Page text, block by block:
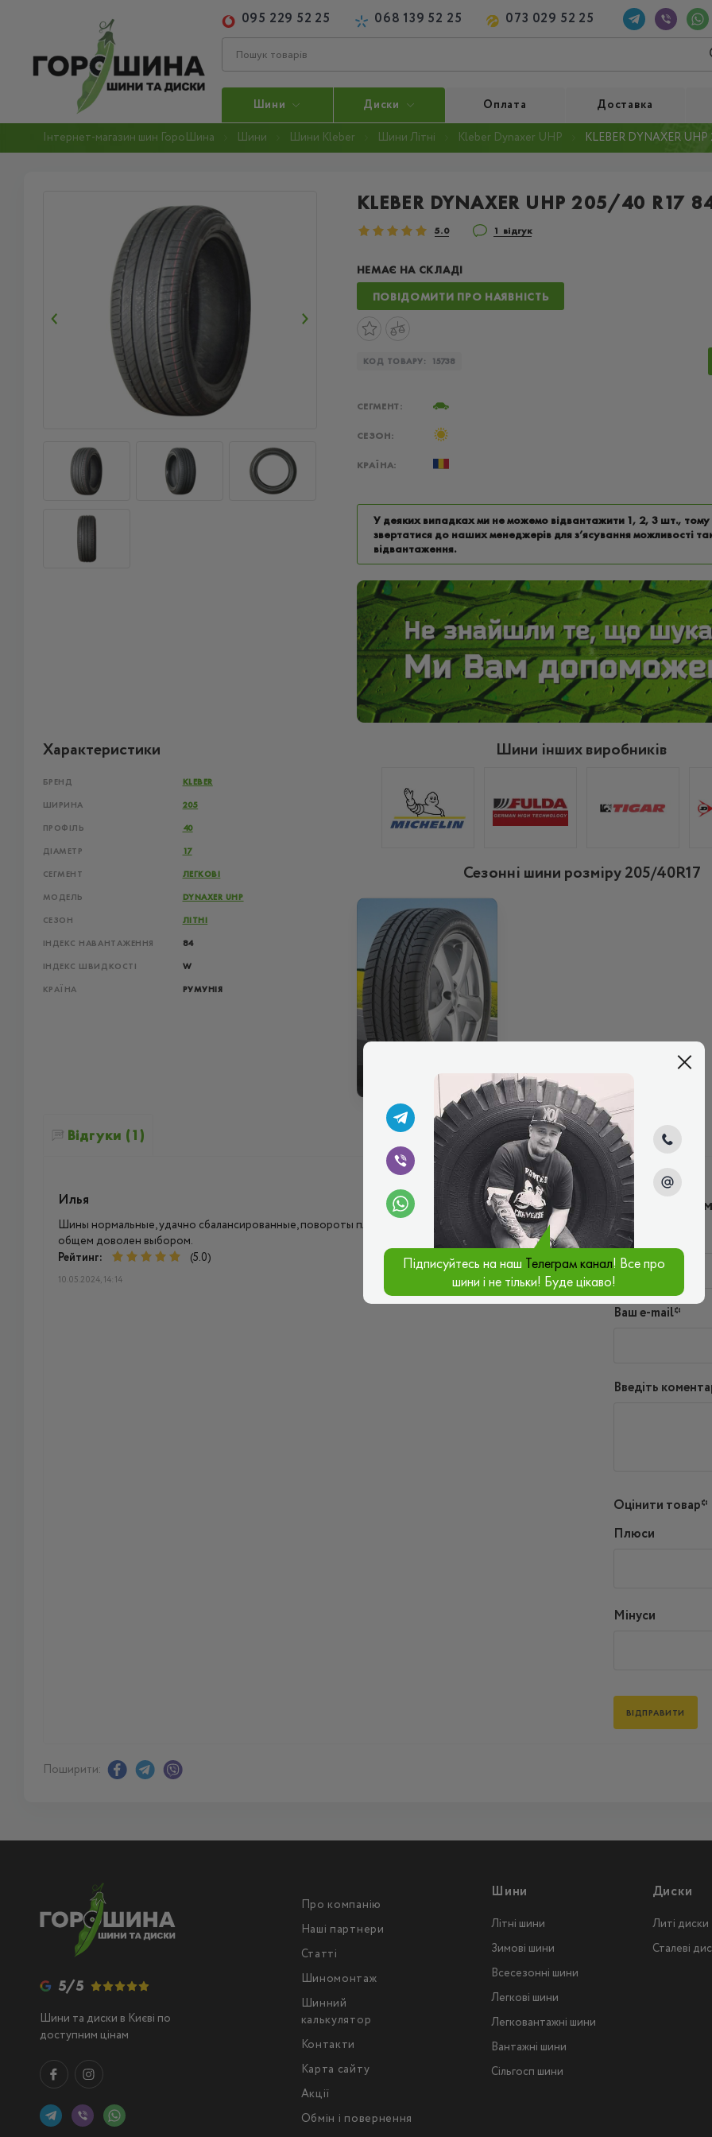
095 229 52 25 068 139 52 25 073 029 52 25
Шини Диски Оплата Доставка
Інтернет-магазин шин ГороШина Шини Шини Kleber Шини Літні Kleber Dynaxer UHP KLEBER DYNAXER
KLEBER DYNAXER UHP 205/40 R17
5.0 1 відгук
НЕМАЄ НА СКЛАДІ
ПОВІДОМИТИ ПРО НАЯВНІСТЬ
КОД ТОВАРУ: 15738
СЕГМЕНТ:
СЕЗОН:
КРАЇНА:
У деяких випадках ми не можемо відвантажити 1, 2, 3 шт.,
звертатися до наших менеджерів для з’ясування можливості
відвантаження.
Характеристики
БРЕНД KLEBER
ШИРИНА 205
ПРОФІЛЬ 40
ДІАМЕТР 17
СЕГМЕНТ ЛЕГКОВІ
МОДЕЛЬ DYNAXER UHP
СЕЗОН ЛІТНІ
ІНДЕКС НАВАНТАЖЕННЯ 84
ІНДЕКС ШВИДКОСТІ W
КРАЇНА РУМУНІЯ
Шини інших виробників
Сезонні шини розміру 205/40R17
ЛІТНІ
Відгуки (1)
Илья
Шины нормальные, удачно сбалансированные, повороты плавно проходят, хорошо держат дорогу. В
общем доволен выбором.
Рейтинг:
(5.0)
10.05.2024, 14:14
Написати
Ім'я*
Ваш e-mail*
Введіть
Оцінити товар*
Плюси
Мінуси
Поширити:
5/5
Шини та диски в Києві по
доступним цінам
Про компанію
Наші партнери
Статті
Шиномонтаж
Шинний
калькулятор
Контакти
Карта сайту
Акції
Обмін і повернення
Шини
Літні шини
Зимові шини
Всесезонні шини
Легкові шини
Легковантажнi шини
Вантажнi шини
Сільгосп шини
Диски
Литі диски
Сталеві
Підписуйтесь на наш Телеграм канал! Все про
шини і не тільки! Буде цікаво!